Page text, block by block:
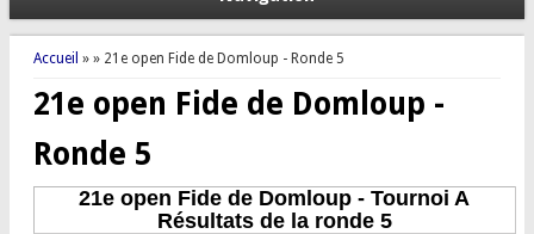
Vous êtes ici
Accueil » » 21e open Fide de Domloup - Ronde 5
21e open Fide de Domloup -
Ronde 5
21e open Fide de Domloup - Tournoi A
Résultats de la ronde 5